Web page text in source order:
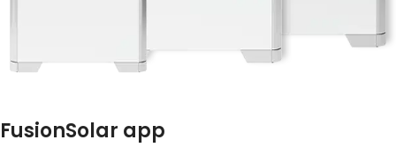
FusionSolar app